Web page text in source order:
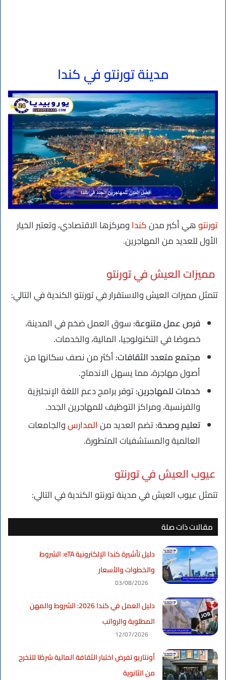
مدينة تورنتوفي كندا
تورنتوهي أكبر مدنكنداومركزها الاقتصادي، وتعتبر الخيار
الأول للعديد من المهاجرين.
مميزات العيش في تورنتو
تتمثل مميزات العيش والاستقرار في تورنتو الكندية في التالي:
فرص عمل متنوعة:سوق العمل ضخم في المدينة،
خصوصًا في التكنولوجيا، المالية، والخدمات.
مجتمع متعدد الثقافات:أكثر من نصف سكانها من
أصول مهاجرة، مما يسهل الاندماج.
خدمات للمهاجرين:توفر برامج دعم اللغة الإنجليزية
والفرنسية، ومراكز التوظيف للمهاجرين الجدد.
تعليم وصحة:تضم العديد منالمدارسوالجامعات
العالمية والمستشفيات المتطورة.
عيوب العيش في تورنتو
تتمثل عيوب العيش في مدينة تورنتو الكندية في التالي:
مقالات ذات صلة
دليل تأشيرة كندا الإلكترونية eTA: الشروط
والخطوات والأسعار
03/08/2026
دليل العمل في كندا 2026: الشروط والمهن
المطلوبة والرواتب
12/07/2026
أونتاريو تفرض اختبار الثقافة المالية شرطًا للتخرج
من الثانوية